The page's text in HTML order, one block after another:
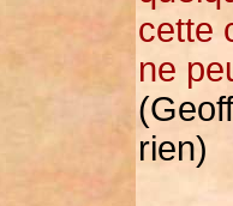
cette
ne
rien)